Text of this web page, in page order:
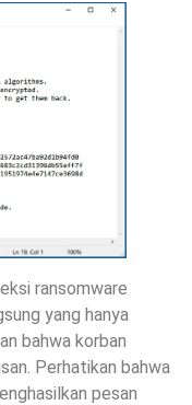
ransomware
yang hanya
bahwa korban
Perhatikan bahwa
pesan